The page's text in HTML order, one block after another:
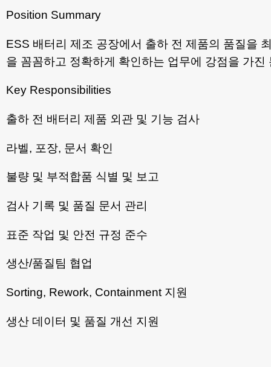
Position Summary
ESS 배터리 제조 공장에서 출하 전 제품의 품질을
을 꼼꼼하고 정확하게 확인하는 업무에 강점을 가
Key Responsibilities
출하 전 배터리 제품 외관 및 기능 검사
라벨, 포장, 문서 확인
불량 및 부적합품 식별 및 보고
검사 기록 및 품질 문서 관리
표준 작업 및 안전 규정 준수
생산/품질팀 협업
Sorting, Rework, Containment 지원
생산 데이터 및 품질 개선 지원